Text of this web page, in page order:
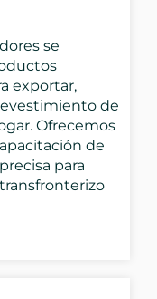
se
exportar,
de
Ofrecemos
de
para